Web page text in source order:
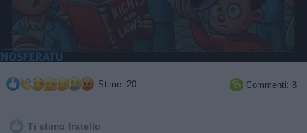
Stime: 20  Commenti: 8
Ti stimo fratello